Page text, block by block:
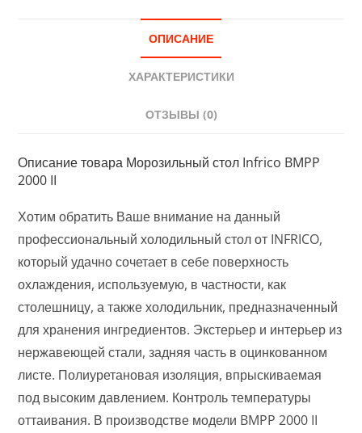
ОПИСАНИЕ
ХАРАКТЕРИСТИКИ
ОТЗЫВЫ (0)
Описание товара Морозильный стол Infrico BMPP
2000 II
Хотим обратить Ваше внимание на данный
профессиональный холодильный стол от INFRICO,
который удачно сочетает в себе поверхность
охлаждения, используемую, в частности, как
столешницу, а также холодильник, предназначенный
для хранения ингредиентов. Экстерьер и интерьер из
нержавеющей стали, задняя часть в оцинкованном
листе. Полиуретановая изоляция, впрыскиваемая
под высоким давлением. Контроль температуры
оттаивания. В производстве модели BMPP 2000 II